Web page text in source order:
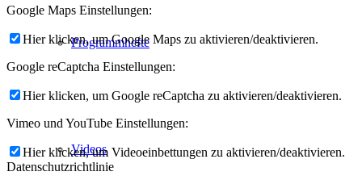
Programmhefte
Videos
Google Maps Einstellungen:
Hier klicken, um Google Maps zu aktivieren/deaktivieren.
Google reCaptcha Einstellungen:
Hier klicken, um Google reCaptcha zu aktivieren/deaktivieren.
Vimeo und YouTube Einstellungen:
Hier klicken, um Videoeinbettungen zu aktivieren/deaktivieren.
Datenschutzrichtlinie